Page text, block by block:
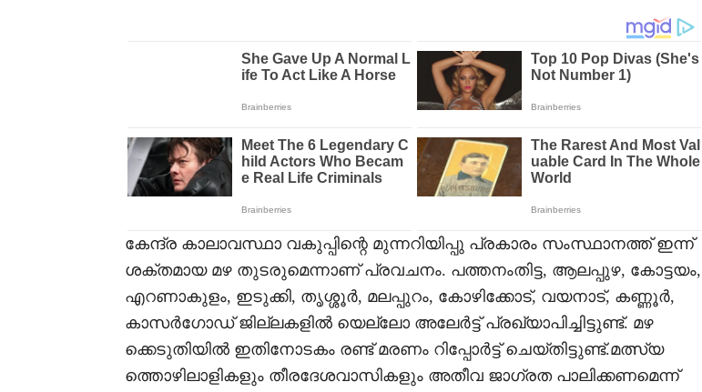
കേന്ദ്ര കാലാവസ്ഥാ വകുപ്പിന്റെ മുന്നറിയിപ്പു പ്രകാരം സംസ്ഥാനത്ത് ഇന്ന്
ശക്തമായ മഴ തുടരുമെന്നാണ് പ്രവചനം. പത്തനംതിട്ട, ആലപ്പുഴ, കോട്ടയം,
എറണാകുളം, ഇടുക്കി, തൃശ്ശൂർ, മലപ്പുറം, കോഴിക്കോട്, വയനാട്, കണ്ണൂർ,
കാസർഗോഡ് ജില്ലകളിൽ യെല്ലോ അലേർട്ട് പ്രഖ്യാപിച്ചിട്ടുണ്ട്. മഴ
ക്കെടുതിയിൽ ഇതിനോടകം രണ്ട് മരണം റിപ്പോർട്ട് ചെയ്തിട്ടുണ്ട്.മത്സ്യ
ത്തൊഴിലാളികളും തീരദേശവാസികളും അതീവ ജാഗ്രത പാലിക്കണമെന്ന്